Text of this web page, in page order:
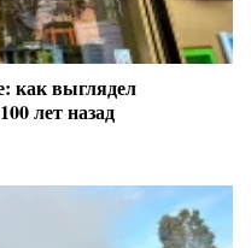
как выглядел
лет назад